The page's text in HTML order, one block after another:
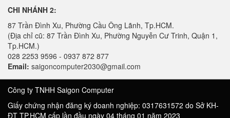
CHI NHÁNH 2:
87 Trần Đình Xu, Phường Cầu Ông Lãnh, Tp.HCM.
(Địa chỉ cũ: 87 Trần Đình Xu, Phường Nguyễn Cư Trinh, Quận 1,
Tp.HCM.)
028 2253 9596 - 0937 872 877
Email: saigoncomputer2030@gmail.com
Công ty TNHH Saigon Computer
Giấy chứng nhận đăng ký doanh nghiệp: 0317631572 do Sở KH-
ĐT TP.HCM cấp lần đầu ngày 04 tháng 01 năm 2023